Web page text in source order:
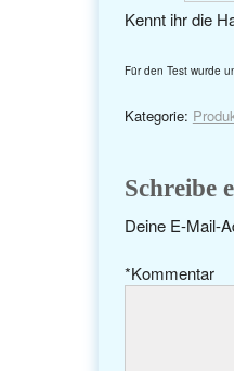
Kennt ihr die
Für den Test wurde
Kategorie:
Schreibe
Deine E-Mail-
Kommentar
*